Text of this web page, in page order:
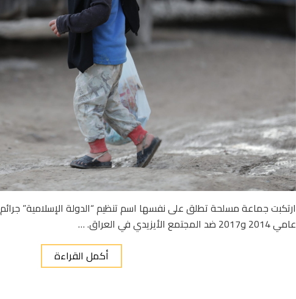
ارتكبت جماعة مسلحة تطلق على نفسها اسم تنظيم “الدولة الإسلامية”
عامي 2014 و2017 ضد المجتمع الأيزيدي في العراق. …
أكمل القراءة